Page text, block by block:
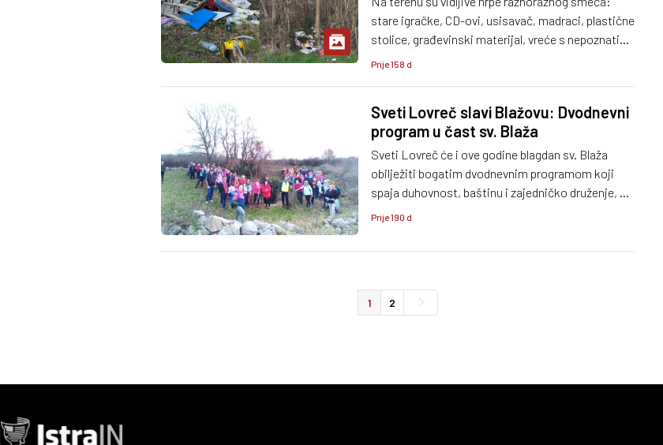
stare igračke, CD-ovi, usisavač, madraci, plastične
stolice, građevinski materijal, vreće s nepoznatim
sadržajem pa čak i kućanski otpad.
Prije 158 d
Sveti Lovreč slavi Blažovu: Dvodnevni
program u čast sv. Blaža
Sveti Lovreč će i ove godine blagdan sv. Blaža
obilježiti bogatim dvodnevnim programom koji
spaja duhovnost, baštinu i zajedničko druženje, a
središnja proslava održat će se 3. veljače u bazilici
Prije 190 d
1 2